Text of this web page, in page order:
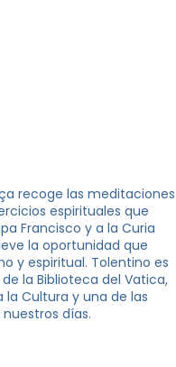
recoge las meditaciones
espirituales que
Francisco y a la Curia
la oportunidad que
y espiritual. Tolentino es
la Biblioteca del Vatica,
Cultura y una de las
días.